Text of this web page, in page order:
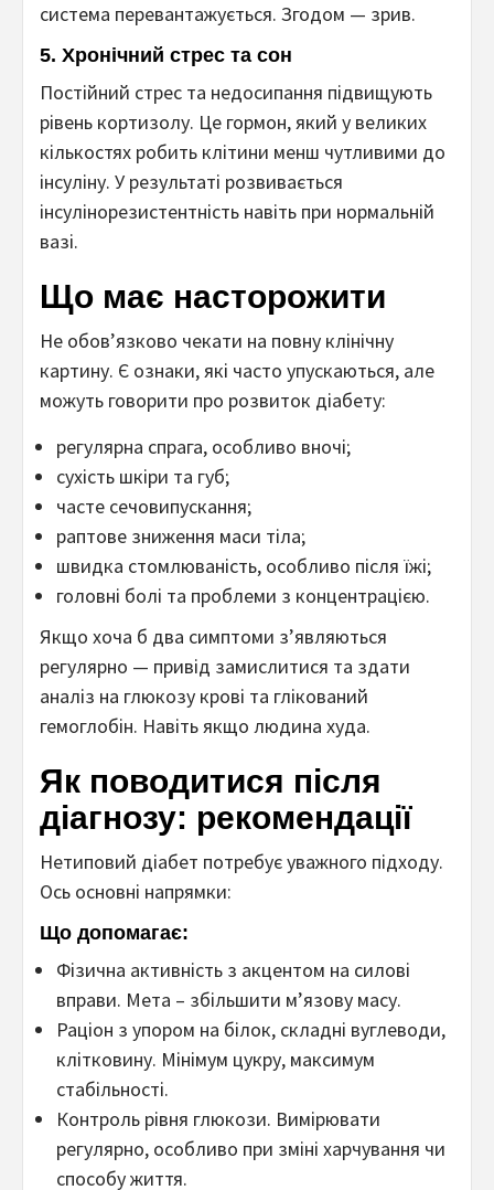
система перевантажується. Згодом — зрив.
5. Хронічний стрес та сон
Постійний стрес та недосипання підвищують
рівень кортизолу. Це гормон, який у великих
кількостях робить клітини менш чутливими до
інсуліну. У результаті розвивається
інсулінорезистентність навіть при нормальній
вазі.
Що має насторожити
Не обов’язково чекати на повну клінічну
картину. Є ознаки, які часто упускаються, але
можуть говорити про розвиток діабету:
регулярна спрага, особливо вночі;
сухість шкіри та губ;
часте сечовипускання;
раптове зниження маси тіла;
швидка стомлюваність, особливо після їжі;
головні болі та проблеми з концентрацією.
Якщо хоча б два симптоми з’являються
регулярно — привід замислитися та здати
аналіз на глюкозу крові та глікований
гемоглобін. Навіть якщо людина худа.
Як поводитися після
діагнозу: рекомендації
Нетиповий діабет потребує уважного підходу.
Ось основні напрямки:
Що допомагає:
Фізична активність з акцентом на силові
вправи. Мета – збільшити м’язову масу.
Раціон з упором на білок, складні вуглеводи,
клітковину. Мінімум цукру, максимум
стабільності.
Контроль рівня глюкози. Вимірювати
регулярно, особливо при зміні харчування чи
способу життя.